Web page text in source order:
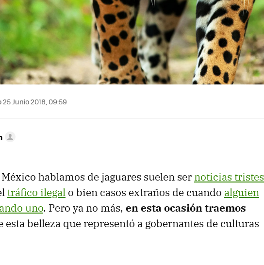
Junio 2018, 09:59
hablamos de jaguares suelen ser noticias tristes
tráfico ilegal o bien casos extraños de cuando alguien
uno. Pero ya no más, en esta ocasión traemos
esta belleza que representó a gobernantes de culturas